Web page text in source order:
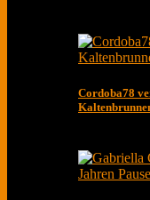
Cordoba78